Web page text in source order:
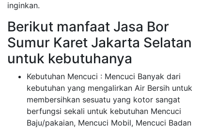
inginkan.
Berikut manfaat Jasa Bor
Sumur Karet Jakarta Selatan
untuk kebutuhanya
Kebutuhan Mencuci : Mencuci Banyak dari
kebutuhan yang mengalirkan Air Bersih untuk
membersihkan sesuatu yang kotor sangat
berfungsi sekali untuk kebutuhan Mencuci
Baju/pakaian, Mencuci Mobil, Mencuci Badan